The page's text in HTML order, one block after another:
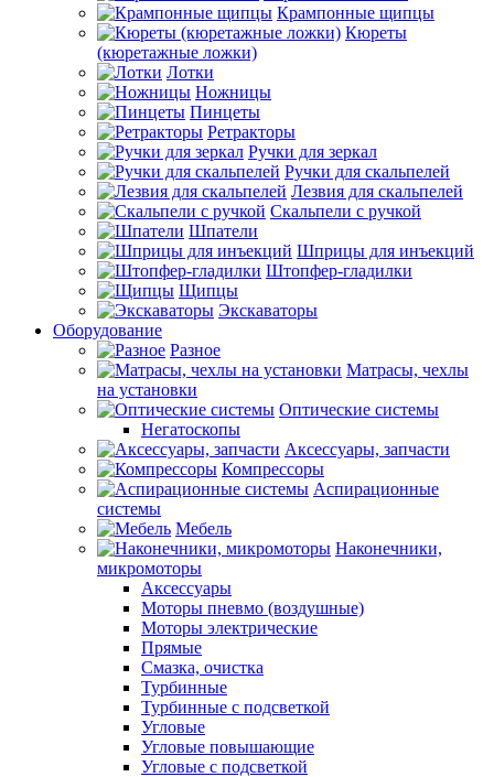
Крампонные щипцы
Кюреты
(кюретажные ложки)
Лотки
Ножницы
Пинцеты
Ретракторы
Ручки для зеркал
Ручки для скальпелей
Лезвия для скальпелей
Скальпели с ручкой
Шпатели
Шприцы для инъекций
Штопфер-гладилки
Щипцы
Экскаваторы
Оборудование
Разное
Матрасы, чехлы
на установки
Оптические системы
Негатоскопы
Аксессуары, запчасти
Компрессоры
Аспирационные
системы
Мебель
Наконечники,
микромоторы
Аксессуары
Моторы пневмо (воздушные)
Моторы электрические
Прямые
Смазка, очистка
Турбинные
Турбинные с подсветкой
Угловые
Угловые повышающие
Угловые с подсветкой